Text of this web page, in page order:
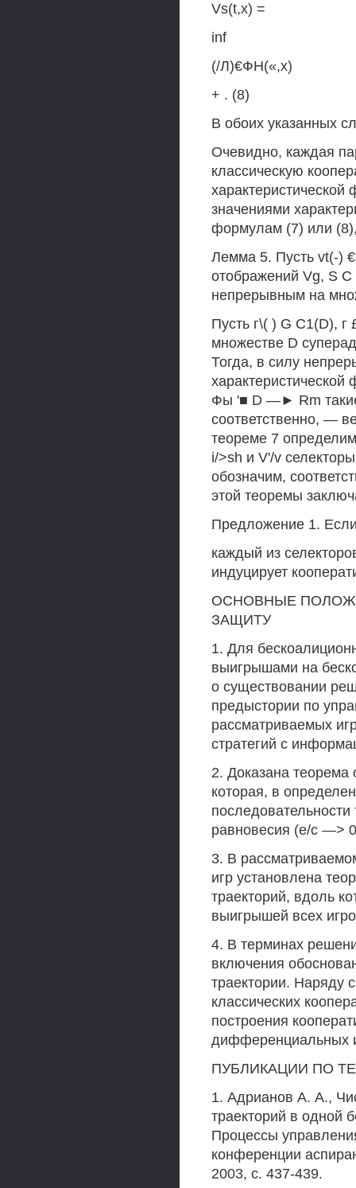
Vs(t,x) =
inf
(/Л)€ФН(«,х)
+ . (8)
В обоих указанных
Очевидно, каждая
классическую
значениями
формулам (7) или
Лемма 5. Пусть vt(-)
отображений Vg, S
непрерывным на
Пусть г\( ) G C1(D),
множестве D
Тогда, в силу
Фы '■ D —► Rm
соответственно, —
теореме 7
i/>sh и V'/v
обозначим,
этой теоремы
Предложение 1.
каждый из
индуцирует
ОСНОВНЫЕ
ЗАЩИТУ
1. Для
выигрышами на
о существовании
предыстории по
рассматриваемых
стратегий с
2. Доказана теорема
которая, в
равновесия (е/с —>
3. В
игр установлена
траекторий, вдоль
выигрышей всех
4. В терминах
включения
траектории. Наряду
классических
построения
дифференциальных
ПУБЛИКАЦИИ ПО
1. Адрианов А. А.,
траекторий в одной
Процессы
конференции
2003, с. 437-439.